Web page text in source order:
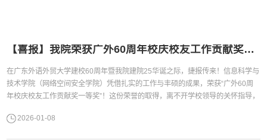
【喜报】我院荣获广外60周年校庆校友工作贡献奖一等奖！
​在广东外语外贸大学建校60周年暨我院建院25华诞之际，捷报传来！信息科学与
技术学院（网络空间安全学院）凭借扎实的工作与丰硕的成果，荣获“广外60周
年校庆校友工作贡献奖一等奖”！这份荣誉的取得，离不开学校领导的关怀指导，
鼎力支持，共同铸就了这份辉煌的成绩单！回顾来路，2025年我们一共举办了7
2026-01-08